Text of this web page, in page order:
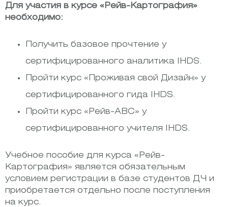
Для участия в курсе «Рейв-Картография»
необходимо:
Получить базовое прочтение у
сертифицированного аналитика IHDS.
Пройти курс «Проживая свой Дизайн» у
сертифицированного гида IHDS.
Пройти курс «Рейв-АВС» у
сертифицированного учителя IHDS.
Учебное пособие для курса «Рейв-
Картография» является обязательным
условием регистрации в базе студентов ДЧ и
приобретается отдельно после поступления
на курс.